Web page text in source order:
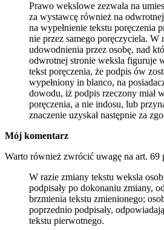
Prawo wekslowe zezwala na
za wystawcę również na
na wypełnienie tekstu poręczenia
nie przez samego poręczyciela. W
udowodnienia przez osobę, nad
odwrotnej stronie weksla figuruje
tekst poręczenia, że podpis ów
wypełniony in blanco, na
dowodu, iż podpis rzeczony miał
poręczenia, a nie indosu, lub
znaczenie uzyskał następnie za
Mój komentarz
Warto również zwrócić uwagę na art. 69
W razie zmiany tekstu weksla
podpisały po dokonaniu zmiany,
brzmienia tekstu zmienionego;
poprzednio podpisały,
tekstu pierwotnego.